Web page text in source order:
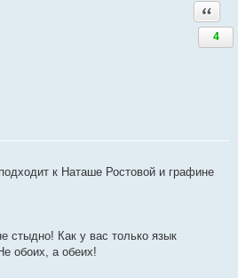
4
к Наташе Ростовой и графине
стыдно! Как у вас только язык
обоих, а обеих!